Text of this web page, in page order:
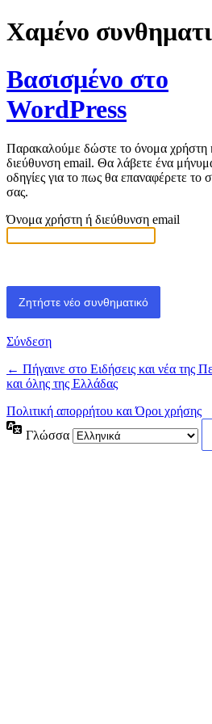
Χαμένο
Βασισμένο στο
WordPress
Παρακαλούμε δώστε το όνομα χρήστη
διεύθυνση email. Θα λάβετε ένα
οδηγίες για το πως θα επαναφέρετε το
σας.
Όνομα χρήστη ή διεύθυνση email
Σύνδεση
← Πήγαινε στο Ειδήσεις και νέα της
και όλης της Ελλάδας
Πολιτική απορρήτου και Όροι χρήσης
Γλώσσα